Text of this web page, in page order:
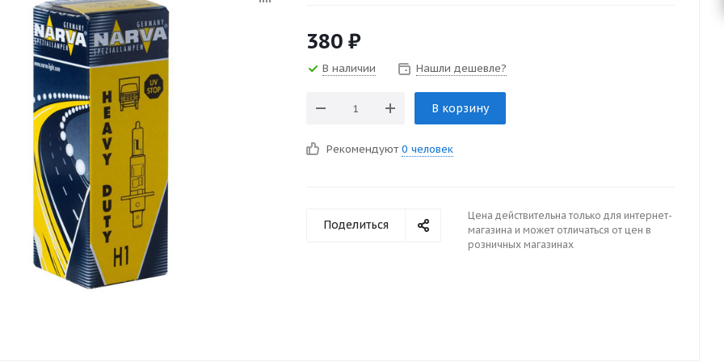
380 ₽
В наличии Нашли дешевле?
В корзину
Рекомендуют 0 человек
Поделиться
Цена действительна только для интернет-
магазина и может отличаться от цен в
розничных магазинах